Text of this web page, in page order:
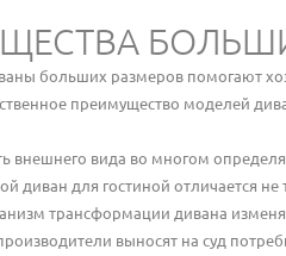
больших размеров помогают
преимущество моделей
внешнего вида во многом
диван для гостиной отличается
трансформации дивана
выносят на суд